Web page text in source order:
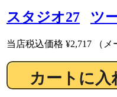
スタジオ27
ツ
当店税込価格 ¥2,717 （